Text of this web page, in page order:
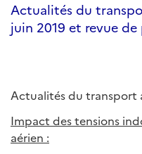
Actualités du
juin 2019 et revue de
Actualités du transport
Impact des tensions
aérien :